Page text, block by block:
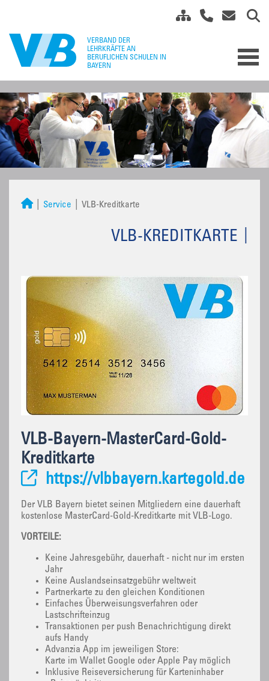
Service VLB-Kreditkarte
VLB-KREDITKARTE
VLB-Bayern-MasterCard-Gold-
Kreditkarte
https://vlbbayern.kartegold.de
Der VLB Bayern bietet seinen Mitgliedern eine dauerhaft
kostenlose MasterCard-Gold-Kreditkarte mit VLB-Logo.
VORTEILE:
Keine Jahresgebühr, dauerhaft - nicht nur im ersten
Jahr
Keine Auslandseinsatzgebühr weltweit
Partnerkarte zu den gleichen Konditionen
Einfaches Überweisungsverfahren oder
Lastschrifteinzug
Transaktionen per push Benachrichtigung direkt
aufs Handy
Advanzia App im jeweiligen Store:
Karte im Wallet Google oder Apple Pay möglich
Inklusive Reiseversicherung für Karteninhaber